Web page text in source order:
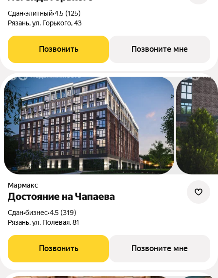
Сдан•элитный•4.5 (125)
Рязань, ул. Горького, 43
Позвонить Позвоните мне
Мармакс
Достояние на Чапаева
Сдан•бизнес•4.5 (319)
Рязань, ул. Полевая, 81
Позвонить Позвоните мне